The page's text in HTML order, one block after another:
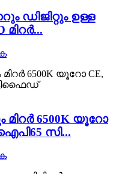
ഡിജിറ്റും ഉള്ള
മിറർ 6500K യൂറോ
സി...